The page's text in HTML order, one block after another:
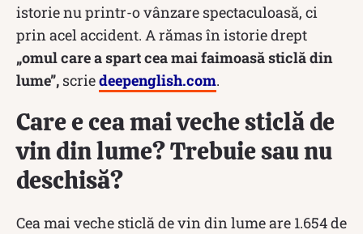
istorie nu printr-o vânzare spectaculoasă, ci
prin acel accident. A rămas în istorie drept
„omul care a spart cea mai faimoasă sticlă din
lume”, scriedeepenglish.com.
Care e cea mai veche sticlă de
vin din lume? Trebuie sau nu
deschisă?
Cea mai veche sticlă de vin din lume are 1.654 de